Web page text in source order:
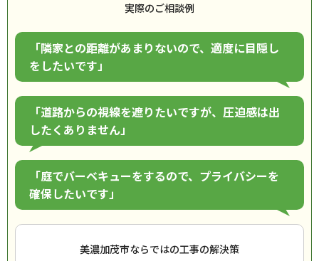
実際のご相談例
「隣家との距離があまりないので、適度に目隠し
をしたいです」
「道路からの視線を遮りたいですが、圧迫感は出
したくありません」
「庭でバーベキューをするので、プライバシーを
確保したいです」
美濃加茂市ならではの工事の解決策